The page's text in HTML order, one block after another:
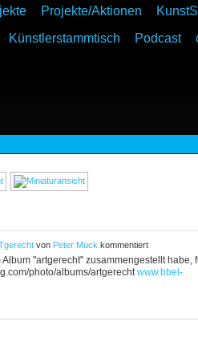
Projekte/Aktionen
Künstlerstammtisch Podcast
von Peter Mück kommentiert
"artgerecht" zusammengestellt habe,
photo/albums/artgerecht www.bbel-